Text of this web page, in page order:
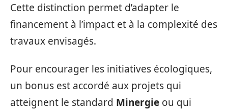
Cette distinction permet d’adapter le
financement à l’impact et à la complexité des
travaux envisagés.
Pour encourager les initiatives écologiques,
un bonus est accordé aux projets qui
atteignent le standard Minergie ou qui